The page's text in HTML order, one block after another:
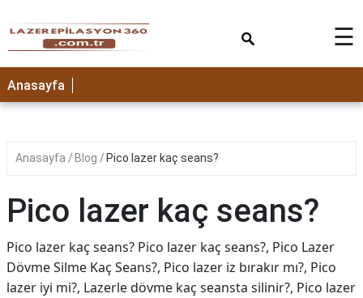
☰
Anasayfa
Anasayfa Blog Pico lazer kaç seans?
Pico lazer kaç seans?
Pico lazer kaç seans? Pico lazer kaç seans?, Pico Lazer
Dövme Silme Kaç Seans?, Pico lazer iz bırakır mı?, Pico
lazer iyi mi?, Lazerle dövme kaç seansta silinir?, Pico lazer